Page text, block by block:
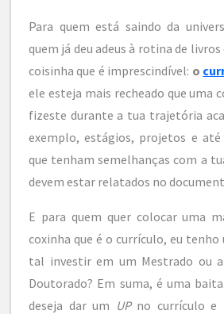
Para quem está saindo da
quem já deu adeus à rotina de livros
coisinha que é imprescindível: o
ele esteja mais recheado que uma
fizeste durante a tua trajetória
exemplo, estágios, projetos e
que tenham semelhanças com a
devem estar relatados no
E para quem quer colocar uma
coxinha que é o currículo, eu tenho
tal investir em um Mestrado ou
Doutorado? Em suma, é uma
deseja dar um UP no currículo e